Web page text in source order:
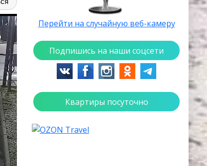
Перейти на случайную веб-камеру
Подпишись на наши соцсети
Квартиры посуточно